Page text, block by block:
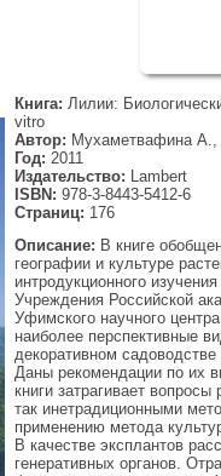
Книга: Лилии:
vitro
Автор: Мухаметвафина А.,
Год: 2011
Издательство: Lambert
ISBN: 978-3-8443-5412-6
Страниц: 176
Описание: В книге
географии и культуре
интродукционного
Учреждения Российской
Уфимского научного
наиболее перспективные
декоративном
Даны рекомендации по их
книги затрагивает
так инетрадиционными
применению метода
В качестве эксплантов
генеративных органов.
▼
▼
▼
▼